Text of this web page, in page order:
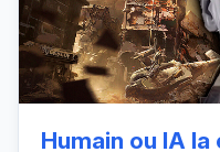
Humain ou IA